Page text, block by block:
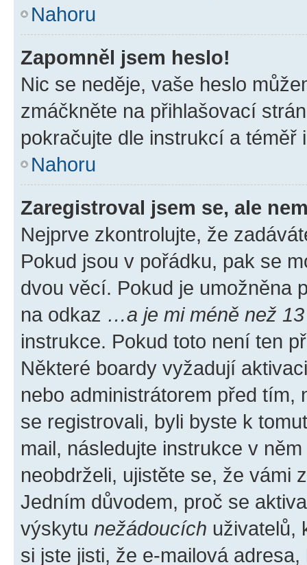
Nahoru
Zapomněl jsem heslo!
Nic se neděje, vaše heslo
zmáčkněte na přihlašovací
pokračujte dle instrukcí a téměř
Nahoru
Zaregistroval jsem se, ale
Nejprve zkontrolujte, že
Pokud jsou v pořádku, pak se
dvou věcí. Pokud je umožněna
na odkaz …a je mi méně než
instrukce. Pokud toto není ten
Některé boardy vyžadují
nebo administrátorem před tím,
se registrovali, byli byste k
mail, následujte instrukce v
neobdrželi, ujistěte se, že vámi
Jedním důvodem, proč se
výskytu nežádoucích uživatelů,
si jste jisti, že e-mailová